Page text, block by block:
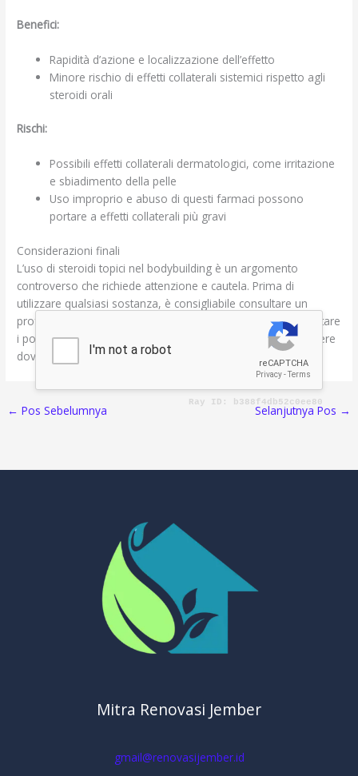
Benefici:
Rapidità d’azione e localizzazione dell’effetto
Minore rischio di effetti collaterali sistemici rispetto agli
steroidi orali
Rischi:
Possibili effetti collaterali dermatologici, come irritazione
e sbiadimento della pelle
Uso improprio e abuso di questi farmaci possono
portare a effetti collaterali più gravi
Considerazioni finali
L’uso di steroidi topici nel bodybuilding è un argomento
controverso che richiede attenzione e cautela. Prima di
utilizzare qualsiasi sostanza, è consigliabile consultare un
professionista della salute o un esperto nel settore per valutare
i potenziali benefici e rischi. Ricorda che la salute e il benessere
dovrebbero sempre essere la priorità principale.
← Pos Sebelumnya Selanjutnya Pos →
Mitra Renovasi Jember
gmail@renovasijember.id